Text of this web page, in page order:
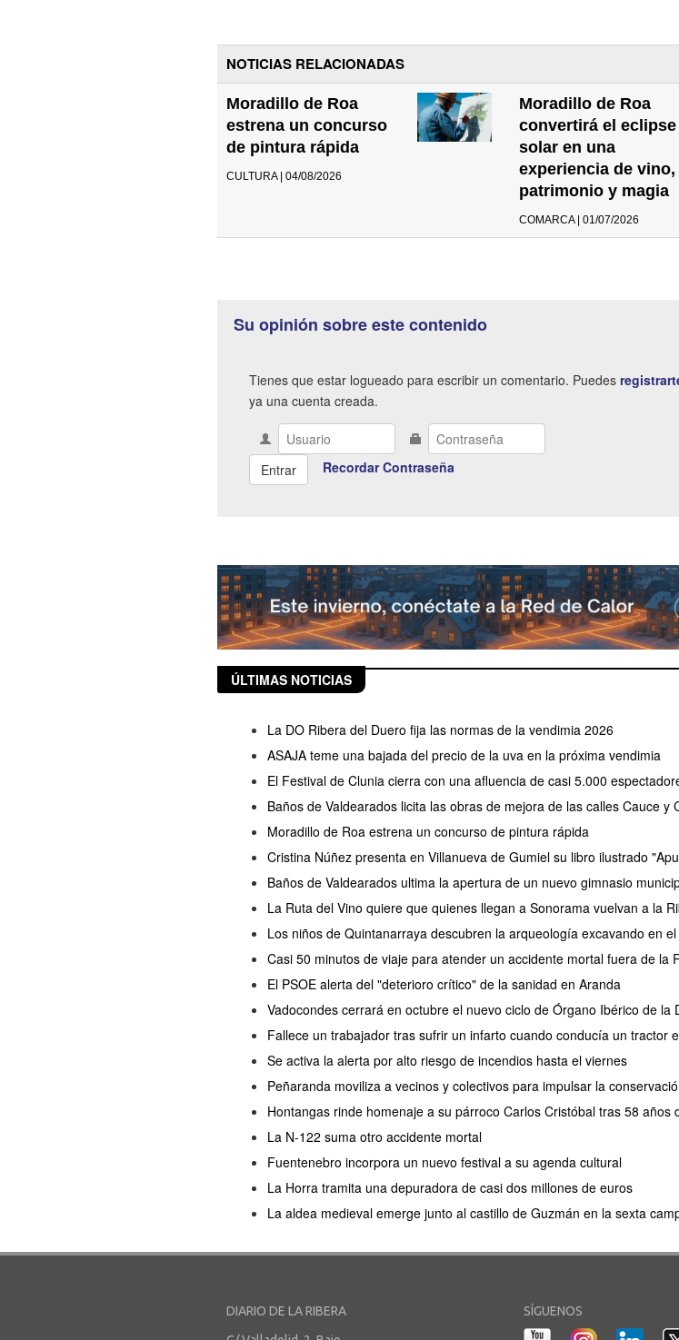
NOTICIAS RELACIONADAS
Moradillo de Roa
estrena un concurso
de pintura rápida
CULTURA | 04/08/2026
Moradillo de Roa
convertirá el eclipse
solar en una
experiencia de vino,
patrimonio y magia
COMARCA | 01/07/2026
Su opinión sobre este contenido
Tienes que estar logueado para escribir un comentario. Puedes
ya una cuenta creada.
Recordar Contraseña
ÚLTIMAS NOTICIAS
La DO Ribera del Duero fija las normas de la vendimia 2026
ASAJA teme una bajada del precio de la uva en la próxima vendimia
El Festival de Clunia cierra con una afluencia de casi 5.000
Baños de Valdearados licita las obras de mejora de las calles Cauce y
Moradillo de Roa estrena un concurso de pintura rápida
Cristina Núñez presenta en Villanueva de Gumiel su libro ilustrado
Baños de Valdearados ultima la apertura de un nuevo gimnasio
La Ruta del Vino quiere que quienes llegan a Sonorama vuelvan a la
Los niños de Quintanarraya descubren la arqueología excavando en
Casi 50 minutos de viaje para atender un accidente mortal fuera de la
El PSOE alerta del "deterioro crítico" de la sanidad en Aranda
Vadocondes cerrará en octubre el nuevo ciclo de Órgano Ibérico de la
Fallece un trabajador tras sufrir un infarto cuando conducía un tractor
Se activa la alerta por alto riesgo de incendios hasta el viernes
Peñaranda moviliza a vecinos y colectivos para impulsar la
Hontangas rinde homenaje a su párroco Carlos Cristóbal tras 58 años
La N-122 suma otro accidente mortal
Fuentenebro incorpora un nuevo festival a su agenda cultural
La Horra tramita una depuradora de casi dos millones de euros
La aldea medieval emerge junto al castillo de Guzmán en la sexta
DIARIO DE LA RIBERA
SÍGUENOS